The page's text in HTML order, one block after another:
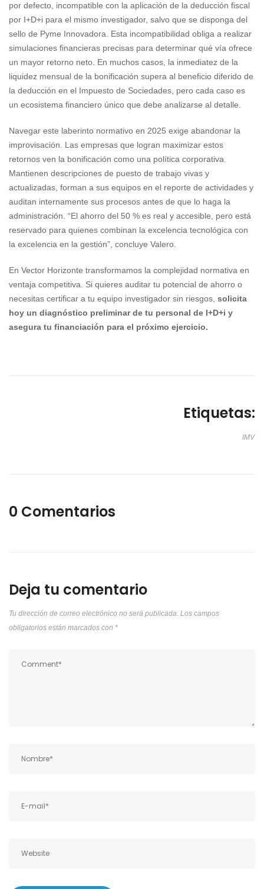
por defecto, incompatible con la aplicación de la deducción fiscal
por I+D+i para el mismo investigador, salvo que se disponga del
sello de Pyme Innovadora. Esta incompatibilidad obliga a realizar
simulaciones financieras precisas para determinar qué vía ofrece
un mayor retorno neto. En muchos casos, la inmediatez de la
liquidez mensual de la bonificación supera al beneficio diferido de
la deducción en el Impuesto de Sociedades, pero cada caso es
un ecosistema financiero único que debe analizarse al detalle.
Navegar este laberinto normativo en 2025 exige abandonar la
improvisación. Las empresas que logran maximizar estos
retornos ven la bonificación como una política corporativa.
Mantienen descripciones de puesto de trabajo vivas y
actualizadas, forman a sus equipos en el reporte de actividades y
auditan internamente sus procesos antes de que lo haga la
administración. “El ahorro del 50 % es real y accesible, pero está
reservado para quienes combinan la excelencia tecnológica con
la excelencia en la gestión”, concluye Valero.
En Vector Horizonte transformamos la complejidad normativa en
ventaja competitiva. Si quieres auditar tu potencial de ahorro o
necesitas certificar a tu equipo investigador sin riesgos, solicita
hoy un diagnóstico preliminar de tu personal de I+D+i y
asegura tu financiación para el próximo ejercicio.
Etiquetas:
IMV
0 Comentarios
Deja tu comentario
Tu dirección de correo electrónico no será publicada. Los campos
obligatorios están marcados con *